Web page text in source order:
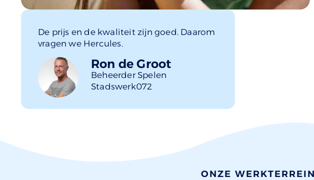
De prijs en de kwaliteit zijn goed. Daarom
vragen we Hercules.
Ron de Groot
Beheerder Spelen
Stadswerk072
ONZE